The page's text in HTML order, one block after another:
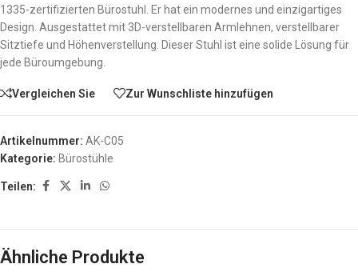
1335-zertifizierten Bürostuhl. Er hat ein modernes und einzigartiges
Design. Ausgestattet mit 3D-verstellbaren Armlehnen, verstellbarer
Sitztiefe und Höhenverstellung. Dieser Stuhl ist eine solide Lösung für
jede Büroumgebung.
Vergleichen Sie Zur Wunschliste hinzufügen
Artikelnummer: AK-C05
Kategorie: Bürostühle
Teilen:
Ähnliche Produkte